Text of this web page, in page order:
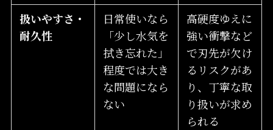
扱いやすさ・
耐久性
日常使いなら
「少し水気を
拭き忘れた」
程度では大き
な問題になら
ない
高硬度ゆえに
強い衝撃など
で刃先が欠け
るリスクがあ
り、丁寧な取
り扱いが求め
られる